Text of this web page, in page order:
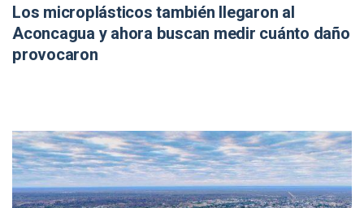
Los microplásticos también llegaron al
Aconcagua y ahora buscan medir cuánto daño
provocaron